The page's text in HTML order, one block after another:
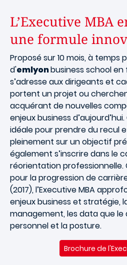
L’Executive MBA
une formule
Proposé sur 10 mois, à temps
d'emlyonbusiness schoolen
s’adresse aux dirigeants et
portent un projet ou
acquérant de nouvelles
enjeux business
idéale pour prendre du recul
pleinement sur un objectif
également s’inscrire dans le
réorientation professionnelle.
pour la progression de
(2017), l’Executive MBA
enjeux business et stratégie,
management, les data que
personnel et la posture.
Brochure de